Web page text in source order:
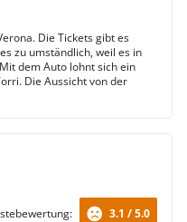
Die Tickets gibt es
zu umständlich, weil es in
dem Auto lohnt sich ein
Die Aussicht von der
3.1 / 5.0